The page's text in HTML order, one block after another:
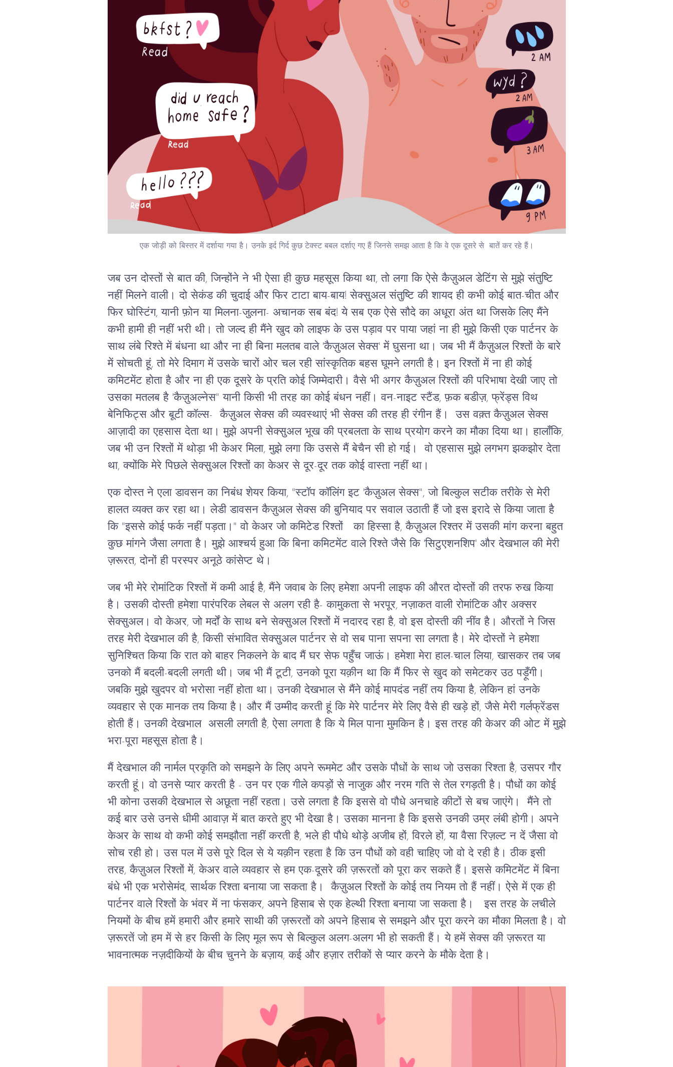
एक जोड़ी को बिस्तर में दर्शाया गया है। उनके इर्द गिर्द कुछ टेक्स्ट बबल दर्शाए गए हैं जिनसे समझ आता है कि वे एक दूसरे से बातें कर रहे हैं।
जब उन दोस्तों से बात की, जिन्होंने ने भी ऐसा ही कुछ महसूस किया था, तो लगा कि ऐसे कैज़ुअल डेटिंग से मुझे संतुष्टि
नहीं मिलने वाली। दो सेकंड की चुदाई और फिर टाटा बाय-बाय! सेक्सुअल संतुष्टि की शायद ही कभी कोई बात-चीत और
फिर घोस्टिंग, यानी फ़ोन या मिलना-जुलना- अचानक सब बंद! ये सब एक ऐसे सौदे का अधूरा अंत था जिसके लिए मैंने
कभी हामी ही नहीं भरी थी। तो जल्द ही मैंने खुद को लाइफ के उस पड़ाव पर पाया जहां ना ही मुझे किसी एक पार्टनर के
साथ लंबे रिश्ते में बंधना था और ना ही बिना मलतब वाले 'कैज़ुअल सेक्स' में घुसना था। जब भी मैं कैज़ुअल रिश्तों के बारे
में सोचती हूं, तो मेरे दिमाग में उसके चारों ओर चल रही सांस्कृतिक बहस घूमने लगती है। इन रिश्तों में ना ही कोई
कमिटमेंट होता है और ना ही एक दूसरे के प्रति कोई जिम्मेदारी। वैसे भी अगर कैज़ुअल रिश्तों की परिभाषा देखी जाए तो
उसका मतलब है 'कैज़ुअल्नेस" यानी किसी भी तरह का कोई बंधन नहीं। वन-नाइट स्टैंड, फ़क बडीज़, फ्रेंड्स विथ
बेनिफिट्स और बूटी कॉल्स- कैज़ुअल सेक्स की व्यवस्थाएं भी सेक्स की तरह ही रंगीन हैं। उस वक़्त कैज़ुअल सेक्स
आज़ादी का एहसास देता था। मुझे अपनी सेक्सुअल भूख की प्रबलता के साथ प्रयोग करने का मौका दिया था। हालाँकि,
जब भी उन रिश्तों में थोड़ा भी केअर मिला, मुझे लगा कि उससे मैं बेचैन सी हो गई। वो एहसास मुझे लगभग झकझोर देता
था, क्योंकि मेरे पिछले सेक्सुअल रिश्तों का केअर से दूर-दूर तक कोई वास्ता नहीं था।
एक दोस्त ने एला डावसन का निबंध शेयर किया, "स्टॉप कॉलिंग इट 'कैज़ुअल सेक्स", जो बिल्कुल सटीक तरीके से मेरी
हालत व्यक्त कर रहा था। लेडी डावसन कैज़ुअल सेक्स की बुनियाद पर सवाल उठाती हैं जो इस इरादे से किया जाता है
कि "इससे कोई फर्क नहीं पड़ता।" वो केअर जो कमिटेड रिश्तों का हिस्सा है, कैज़ुअल रिश्तर में उसकी मांग करना बहुत
कुछ मांगने जैसा लगता है। मुझे आश्चर्य हुआ कि बिना कमिटमेंट वाले रिश्ते जैसे कि 'सिटुएशनशिप' और देखभाल की मेरी
ज़रूरत, दोनों ही परस्पर अनूठे कांसेप्ट थे।
जब भी मेरे रोमांटिक रिश्तों में कमी आई है, मैंने जवाब के लिए हमेशा अपनी लाइफ की औरत दोस्तों की तरफ रुख किया
है। उसकी दोस्ती हमेशा पारंपरिक लेबल से अलग रही है- कामुकता से भरपूर, नज़ाकत वाली रोमांटिक और अक्सर
सेक्सुअल। वो केअर, जो मर्दों के साथ बने सेक्सुअल रिश्तों में नदारद रहा है, वो इस दोस्ती की नींव है। औरतों ने जिस
तरह मेरी देखभाल की है, किसी संभावित सेक्सुअल पार्टनर से वो सब पाना सपना सा लगता है। मेरे दोस्तों ने हमेशा
सुनिश्चित किया कि रात को बाहर निकलने के बाद मैं घर सेफ पहुँच जाऊं। हमेशा मेरा हाल-चाल लिया, खासकर तब जब
उनको मैं बदली-बदली लगती थी। जब भी मैं टूटी, उनको पूरा यक़ीन था कि मैं फिर से खुद को समेटकर उठ पड़ूँगी।
जबकि मुझे खुदपर वो भरोसा नहीं होता था। उनकी देखभाल से मैंने कोई मापदंड नहीं तय किया है, लेकिन हां उनके
व्यवहार से एक मानक तय किया है। और मैं उम्मीद करती हूं कि मेरे पार्टनर मेरे लिए वैसे ही खड़े हों, जैसे मेरी गर्लफ्रेंडस
होती हैं। उनकी देखभाल असली लगती है, ऐसा लगता है कि ये मिल पाना मुमकिन है। इस तरह की केअर की ओट में मुझे
भरा-पूरा महसूस होता है।
मैं देखभाल की नार्मल प्रकृति को समझने के लिए अपने रूममेट और उसके पौधों के साथ जो उसका रिश्ता है, उसपर गौर
करती हूं। वो उनसे प्यार करती है - उन पर एक गीले कपड़ों से नाजुक और नरम गति से तेल रगड़ती है। पौधों का कोई
भी कोना उसकी देखभाल से अछूता नहीं रहता। उसे लगता है कि इससे वो पौधे अनचाहे कीटों से बच जाएंगे। मैंने तो
कई बार उसे उनसे धीमी आवाज़ में बात करते हुए भी देखा है। उसका मानना ​​है कि इससे उनकी उम्र लंबी होगी। अपने
केअर के साथ वो कभी कोई समझौता नहीं करती है, भले ही पौधे थोड़े अजीब हों, विरले हों, या वैसा रिज़ल्ट न दें जैसा वो
सोच रही हो। उस पल में उसे पूरे दिल से ये यक़ीन रहता है कि उन पौधों को वही चाहिए जो वो दे रही है। ठीक इसी
तरह, कैज़ुअल रिश्तों में, केअर वाले व्यवहार से हम एक-दूसरे की ज़रूरतों को पूरा कर सकते हैं। इससे कमिटमेंट में बिना
बंधे भी एक भरोसेमंद, सार्थक रिश्ता बनाया जा सकता है। कैज़ुअल रिश्तों के कोई तय नियम तो हैं नहीं। ऐसे में एक ही
पार्टनर वाले रिश्तों के भंवर में ना फंसकर, अपने हिसाब से एक हेल्थी रिश्ता बनाया जा सकता है। इस तरह के लचीले
नियमों के बीच हमें हमारी और हमारे साथी की ज़रूरतों को अपने हिसाब से समझने और पूरा करने का मौका मिलता है। वो
ज़रूरतें जो हम में से हर किसी के लिए मूल रूप से बिल्कुल अलग-अलग भी हो सकती हैं। ये हमें सेक्स की ज़रूरत या
भावनात्मक नज़दीकियों के बीच चुनने के बज़ाय, कई और हज़ार तरीकों से प्यार करने के मौके देता है।